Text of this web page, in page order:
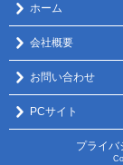
ホーム
会社概要
お問い合わせ
PCサイト
プライバ